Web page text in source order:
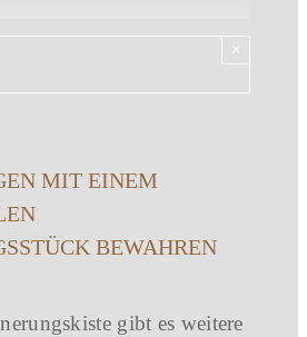
×
MIT EINEM
BEWAHREN
gibt es weitere